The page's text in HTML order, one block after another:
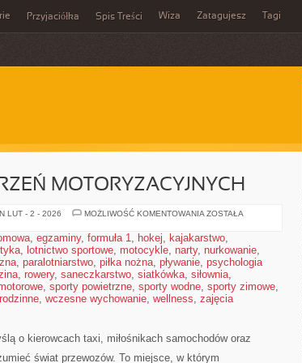
Przyjaciółka Spis Treści Wiza Zatagujesz Tagi
MOTORYZACYJNYCH
LUT - 2 - 2026 MOŻLIWOŚĆ KOMENTOWANIA RELACJE
MOTORYZACYJNYCH
ZOSTAŁA
, egzaminy, formuła 1, hokej, kajakarstwo,
, lotnictwo sportowe, motocykle, narty, nurkowanie,
, paralotniarstwo, piłka nożna, pływanie, psychologia
, rowery, saneczkarstwo, siatkówka, siłownia,
, sporty powietrzne, sporty wodne, sporty zimowe,
, wczesne wychowanie, wellness, zajęcia
o kierowcach taxi, miłośnikach samochodów oraz
świat przewozów. To miejsce, w którym